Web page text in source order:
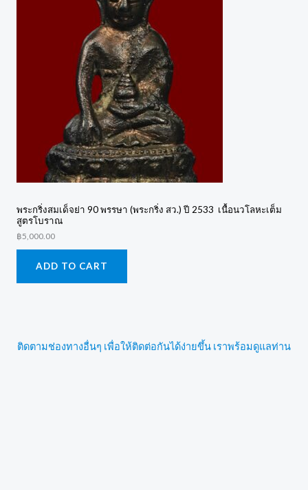
พระกริ่งสมเด็จย่า 90 พรรษา (พระกริ่ง สว.) ปี 2533 เนื้อนวโลหะเต็ม
สูตรโบราณ
฿5,000.00
ADD TO CART
ติดตามช่องทางอื่นๆ เพื่อให้ติดต่อกันได้ง่ายขึ้น เราพร้อมดูแลท่าน